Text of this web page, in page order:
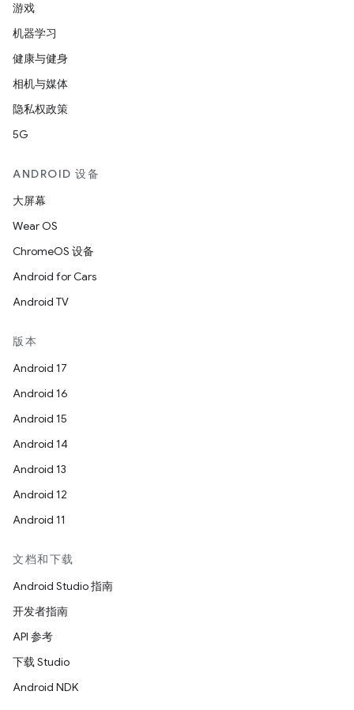
游戏
机器学习
健康与健身
相机与媒体
隐私权政策
5G
ANDROID 设备
大屏幕
Wear OS
ChromeOS 设备
Android for Cars
Android TV
版本
Android 17
Android 16
Android 15
Android 14
Android 13
Android 12
Android 11
文档和下载
Android Studio 指南
开发者指南
API 参考
下载 Studio
Android NDK